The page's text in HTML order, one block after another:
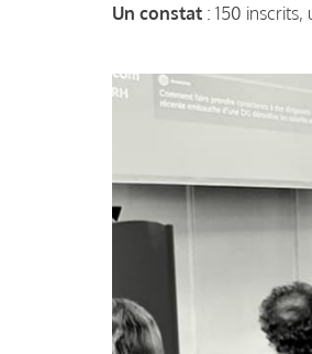
Un constat : 150